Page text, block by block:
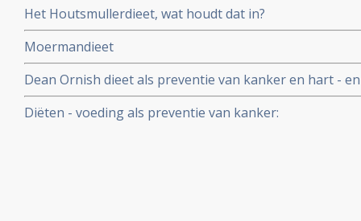
Het Houtsmullerdieet, wat houdt dat in?
Moermandieet
Dean Ornish dieet als preventie van kanker en hart -
Diëten - voeding als preventie van kanker: